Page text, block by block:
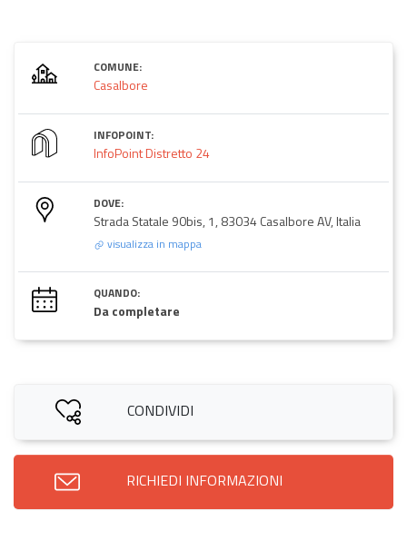
COMUNE:
Casalbore
INFOPOINT:
InfoPoint Distretto 24
DOVE:
Strada Statale 90bis, 1, 83034 Casalbore AV, Italia
visualizza in mappa
QUANDO:
Da completare
CONDIVIDI
RICHIEDI INFORMAZIONI